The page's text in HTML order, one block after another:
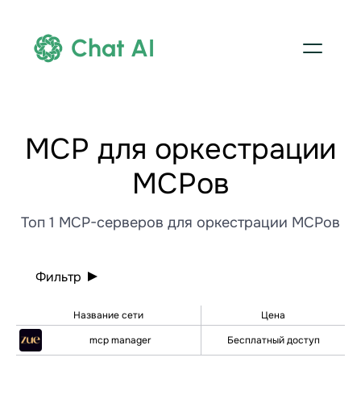
Chat AI
МСР для оркестрации
МСРов
Топ 1 MCP-серверов для оркестрации МСРов
Фильтр
Название сети
Цена
mcp manager
Бесплатный доступ